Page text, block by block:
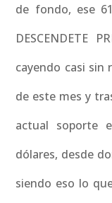
de fondo, ese
DESCENDETE
cayendo casi sin
de este mes y
actual soporte
dólares, desde
siendo eso lo